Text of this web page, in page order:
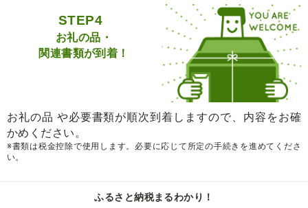
STEP4
お礼の品・
関連書類が到着！
お礼の品 や必要書類が順次到着しますので、内容をお確
かめください。
※書類は税金控除で使用します。必要に応じて所定の手続きを進めてくださ
い。
ふるさと納税まるわかり！